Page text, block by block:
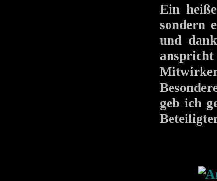
Ein
sondern
und
geb ich